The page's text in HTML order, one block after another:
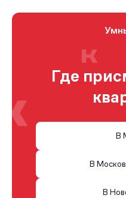
Где
В
В
В